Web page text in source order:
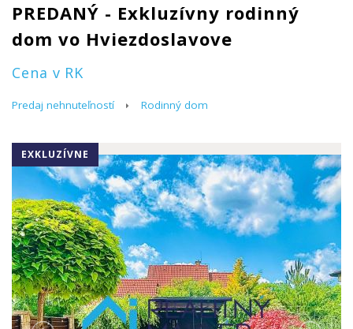
PREDANÝ - Exkluzívny rodinný
dom vo Hviezdoslavove
Cena v RK
Predaj nehnuteľností Rodinný dom
EXKLUZÍVNE